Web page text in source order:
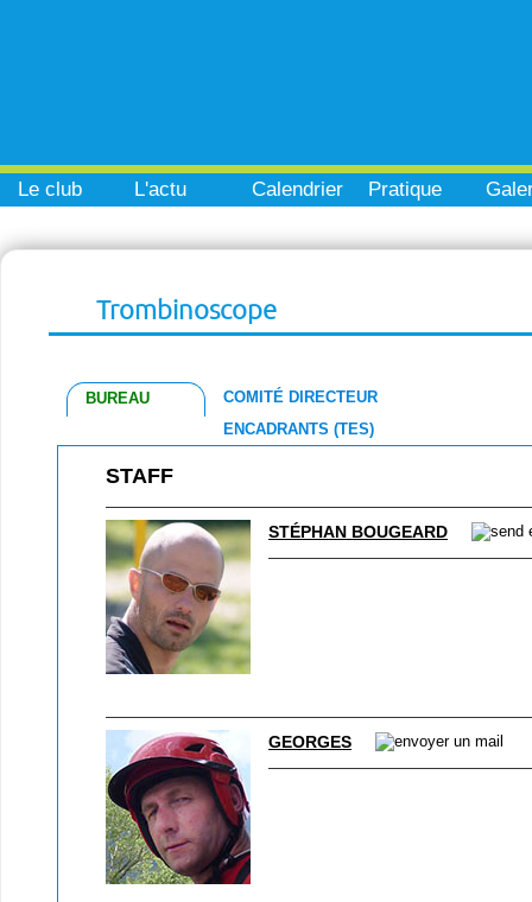
Le club L'actu Calendrier Pratique
Trombinoscope
BUREAU
COMITÉ DIRECTEUR
ENCADRANTS (TES)
STAFF
STÉPHAN BOUGEARD
GEORGES